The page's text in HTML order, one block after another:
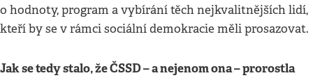
o hodnoty, program a vybírání těch nejkvalitnějších lidí,
kteří by se v rámci sociální demokracie měli prosazovat.
Jak se tedy stalo, že ČSSD – a nejenom ona – prorostla